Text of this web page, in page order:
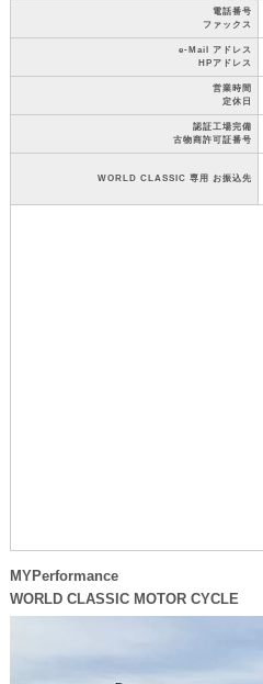
電話番号
ファックス
e-Mail アドレス
HPアドレス
営業時間
定休日
認証工場完備
古物商許可証番号
WORLD CLASSIC 専用 お振込先
MYPerformance
WORLD CLASSIC MOTOR CYCLE